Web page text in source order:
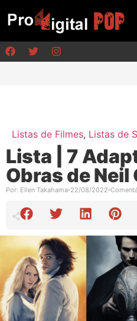
Listas de Filmes, Listas de
Lista | 7
Obras de Neil
Por: Ellen Takahama 22/08/2022